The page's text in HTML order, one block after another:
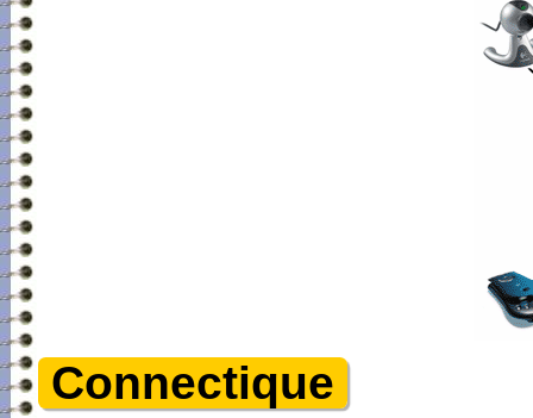
Connectique